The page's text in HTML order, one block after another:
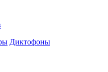
Диктофоны